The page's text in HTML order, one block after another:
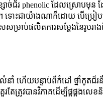
ច់ជ័រ phenolic ដែលស្រោបមុន
។ ទោះជាយ៉ាងណាក៏ដោយ បើប្
រាប់ផលិតការសម្ដែងនៃរូបរាង
ហើយបន្ទាប់ពីកំដៅ ថ្នាំកូតជ័រ
ត្រូវបានវិភាគដើម្បីផ្គូផ្គងលេខ